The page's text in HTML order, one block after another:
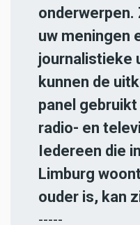
onderwerpen.
uw meningen
journalistieke
kunnen de
panel
radio- en
Iedereen die
Limburg
ouder is, kan
-----